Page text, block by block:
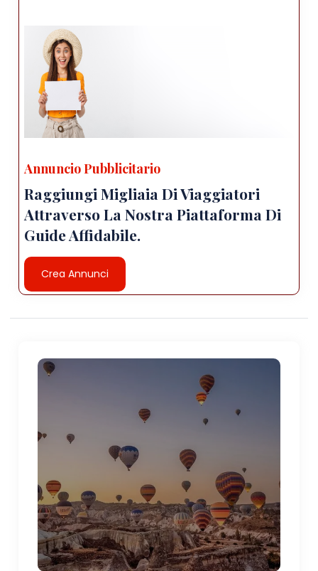
Annuncio Pubblicitario
Raggiungi Migliaia Di Viaggiatori
Attraverso La Nostra Piattaforma Di
Guide Affidabile.
Crea Annunci